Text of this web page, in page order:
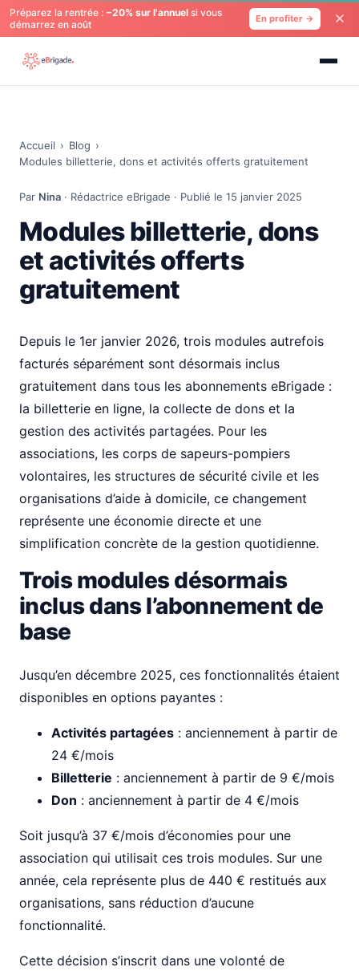
Préparez la rentrée : −20% sur l'annuel si vous
démarrez en août
En profiter →
Accueil › Blog ›
Modules billetterie, dons et activités offerts gratuitement
Par Nina · Rédactrice eBrigade · Publié le 15 janvier 2025
Modules billetterie, dons
et activités offerts
gratuitement
Depuis le 1er janvier 2026, trois modules autrefois
facturés séparément sont désormais inclus
gratuitement dans tous les abonnements eBrigade :
la billetterie en ligne, la collecte de dons et la
gestion des activités partagées. Pour les
associations, les corps de sapeurs-pompiers
volontaires, les structures de sécurité civile et les
organisations d’aide à domicile, ce changement
représente une économie directe et une
simplification concrète de la gestion quotidienne.
Trois modules désormais
inclus dans l’abonnement de
base
Jusqu’en décembre 2025, ces fonctionnalités étaient
disponibles en options payantes :
Activités partagées : anciennement à partir de
24 €/mois
Billetterie : anciennement à partir de 9 €/mois
Don : anciennement à partir de 4 €/mois
Soit jusqu’à 37 €/mois d’économies pour une
association qui utilisait ces trois modules. Sur une
année, cela représente plus de 440 € restitués aux
organisations, sans réduction d’aucune
fonctionnalité.
Cette décision s’inscrit dans une volonté de